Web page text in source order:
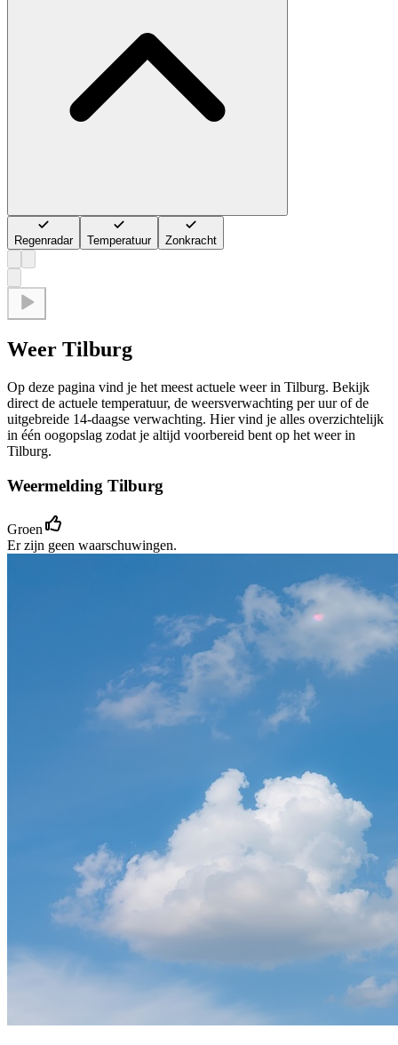
Regenradar Temperatuur Zonkracht
Weer Tilburg
Op deze pagina vind je het meest actuele weer in Tilburg. Bekijk
direct de actuele temperatuur, de weersverwachting per uur of de
uitgebreide 14-daagse verwachting. Hier vind je alles overzichtelijk
in één oogopslag zodat je altijd voorbereid bent op het weer in
Tilburg.
Weermelding Tilburg
Groen
Er zijn geen waarschuwingen.